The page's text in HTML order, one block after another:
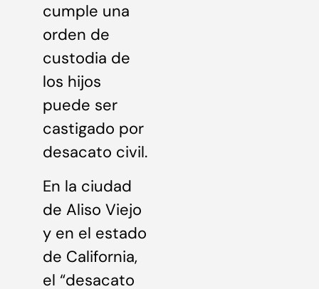
cumple una
orden de
custodia de
los hijos
puede ser
castigado por
desacato civil.
En la ciudad
de Aliso Viejo
y en el estado
de California,
el “desacato